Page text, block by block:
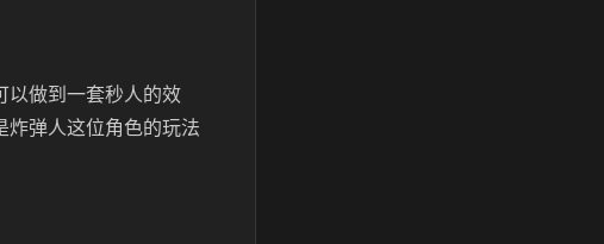
以做到一套秒人的效
炸弹人这位角色的玩法